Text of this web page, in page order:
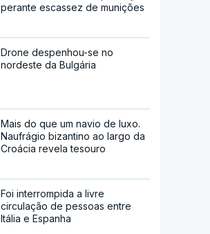
perante escassez de munições
Drone despenhou-se no
nordeste da Bulgária
Mais do que um navio de luxo.
Naufrágio bizantino ao largo da
Croácia revela tesouro
Foi interrompida a livre
circulação de pessoas entre
Itália e Espanha